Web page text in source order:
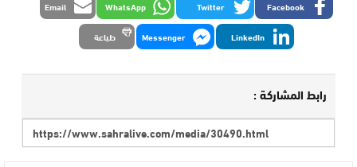
Facebook
Twitter
WhatsApp
Email
LinkedIn
Messenger طباعة
رابط المشاركة :